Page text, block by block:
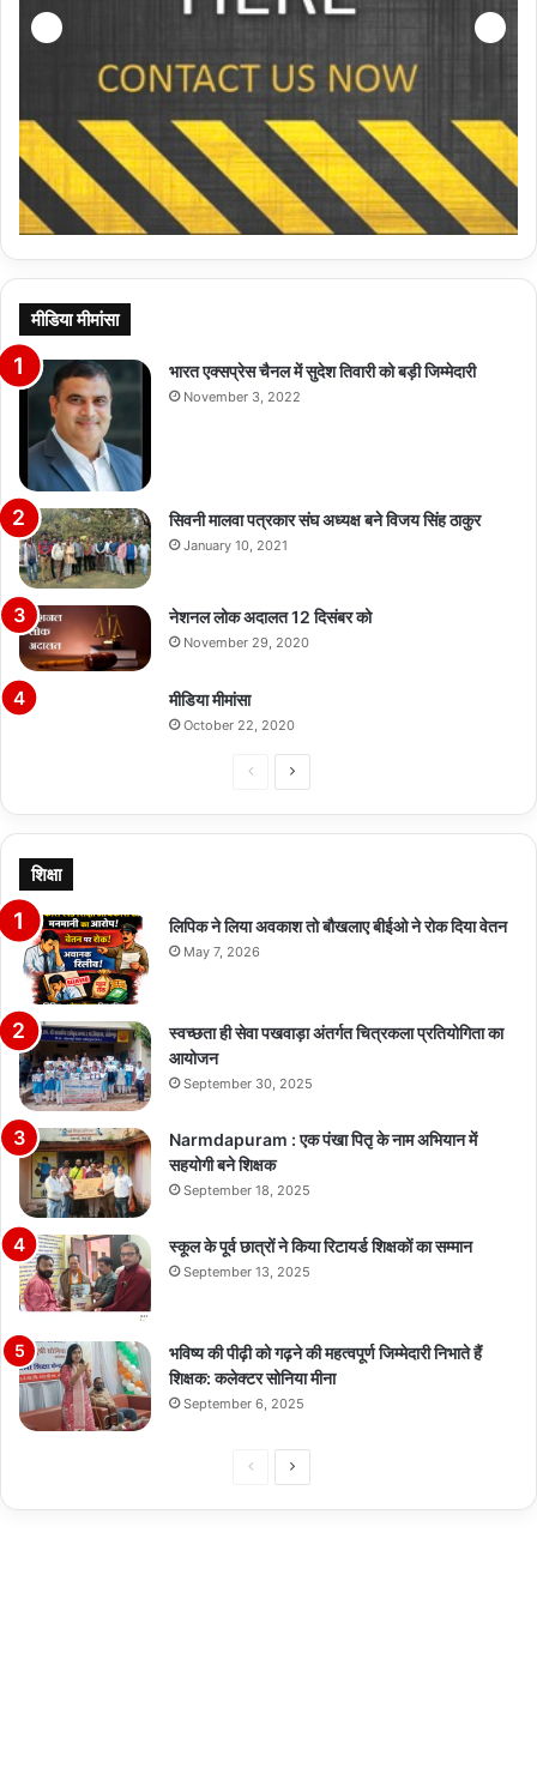
मीडिया मीमांसा
भारत एक्सप्रेस चैनल में सुदेश तिवारी को बड़ी जिम्मेदारी
November 3, 2022
सिवनी मालवा पत्रकार संघ अध्यक्ष बने विजय सिंह ठाकुर
January 10, 2021
नेशनल लोक अदालत 12 दिसंबर को
November 29, 2020
मीडिया मीमांसा
October 22, 2020
PreviousNext
शिक्षा
लिपिक ने लिया अवकाश तो बौखलाए बीईओ ने रोक दिया वेतन
May 7, 2026
स्वच्छता ही सेवा पखवाड़ा अंतर्गत चित्रकला प्रतियोगिता का
आयोजन
September 30, 2025
Narmdapuram : एक पंखा पितृ के नाम अभियान में
सहयोगी बने शिक्षक
September 18, 2025
स्कूल के पूर्व छात्रों ने किया रिटायर्ड शिक्षकों का सम्मान
September 13, 2025
भविष्य की पीढ़ी को गढ़ने की महत्वपूर्ण जिम्मेदारी निभाते हैं
शिक्षक: कलेक्टर सोनिया मीना
September 6, 2025
PreviousNext